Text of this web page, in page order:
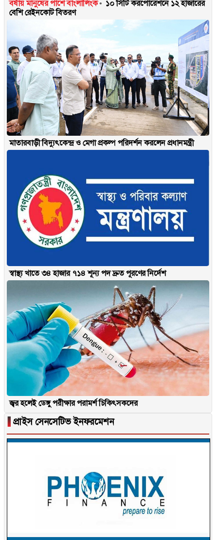
বর্ষায় মানুষের পাশে বাংলালিংক
১০ সিটি করপোরেশনে ১২ হাজারের
বেশি রেইনকোট বিতরণ
মাতারবাড়ী বিদ্যুৎকেন্দ্র ও মেগা প্রকল্প পরিদর্শন করলেন প্রধানমন্ত্রী
স্বাস্থ্য খাতে ৩৪ হাজার ৭১৪ শূন্য পদ দ্রুত পূরণের নির্দেশ
জ্বর হলেই ডেঙ্গু পরীক্ষার পরামর্শ চিকিৎসকদের
▐ প্রাইস সেনসেটিভ ইনফরমেশন